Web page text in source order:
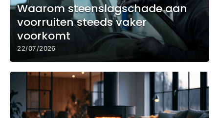
Waarom steenslagschade aan
voorruiten steeds vaker
voorkomt
22/07/2026